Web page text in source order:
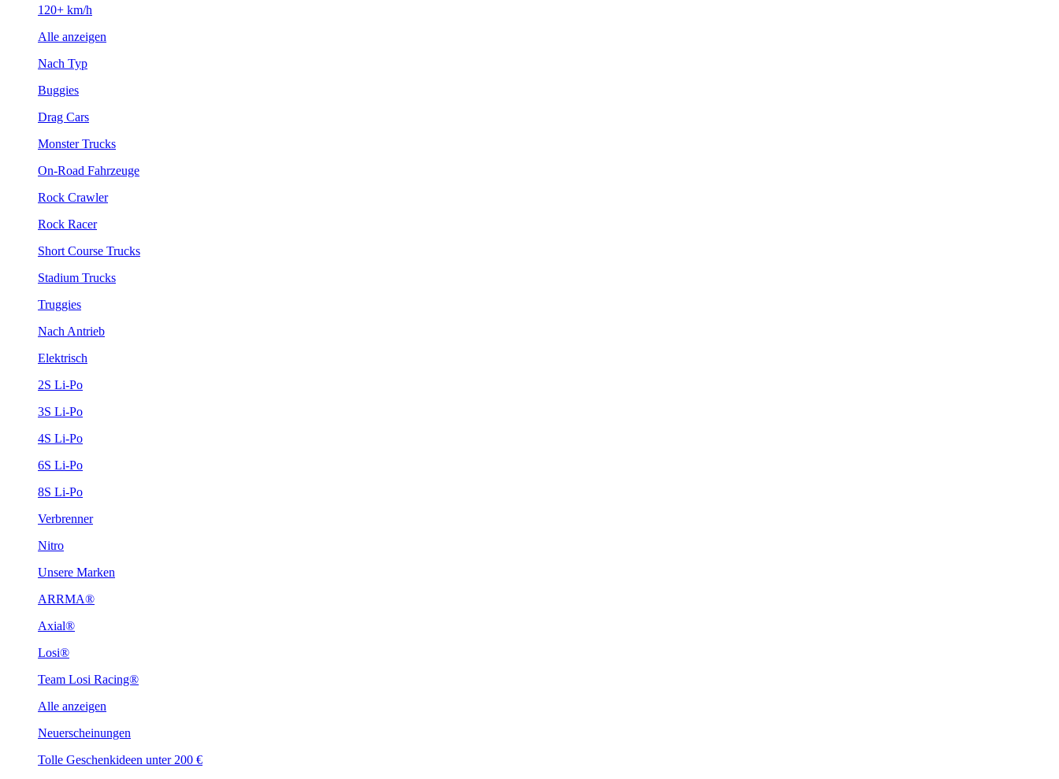
120+ km/h
Alle anzeigen
Nach Typ
Buggies
Drag Cars
Monster Trucks
On-Road Fahrzeuge
Rock Crawler
Rock Racer
Short Course Trucks
Stadium Trucks
Truggies
Nach Antrieb
Elektrisch
2S Li-Po
3S Li-Po
4S Li-Po
6S Li-Po
8S Li-Po
Verbrenner
Nitro
Unsere Marken
ARRMA®
Axial®
Losi®
Team Losi Racing®
Alle anzeigen
Neuerscheinungen
Tolle Geschenkideen unter 200 €